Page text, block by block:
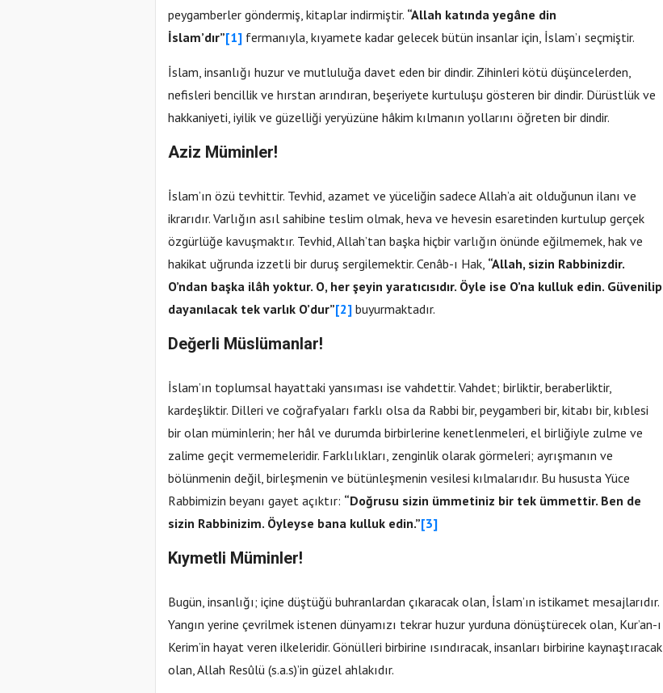
peygamberler göndermiş, kitaplar indirmiştir. “Allah katında yegâne din
İslam’dır”[1] fermanıyla, kıyamete kadar gelecek bütün insanlar için, İslam’ı seçmiştir.
İslam, insanlığı huzur ve mutluluğa davet eden bir dindir. Zihinleri kötü düşüncelerden,
nefisleri bencillik ve hırstan arındıran, beşeriyete kurtuluşu gösteren bir dindir. Dürüstlük ve
hakkaniyeti, iyilik ve güzelliği yeryüzüne hâkim kılmanın yollarını öğreten bir dindir.
Aziz Müminler!
İslam’ın özü tevhittir. Tevhid, azamet ve yüceliğin sadece Allah’a ait olduğunun ilanı ve
ikrarıdır. Varlığın asıl sahibine teslim olmak, heva ve hevesin esaretinden kurtulup gerçek
özgürlüğe kavuşmaktır. Tevhid, Allah’tan başka hiçbir varlığın önünde eğilmemek, hak ve
hakikat uğrunda izzetli bir duruş sergilemektir. Cenâb-ı Hak, “Allah, sizin Rabbinizdir.
O’ndan başka ilâh yoktur. O, her şeyin yaratıcısıdır. Öyle ise O’na kulluk edin. Güvenilip
dayanılacak tek varlık O’dur”[2] buyurmaktadır.
Değerli Müslümanlar!
İslam’ın toplumsal hayattaki yansıması ise vahdettir. Vahdet; birliktir, beraberliktir,
kardeşliktir. Dilleri ve coğrafyaları farklı olsa da Rabbi bir, peygamberi bir, kitabı bir, kıblesi
bir olan müminlerin; her hâl ve durumda birbirlerine kenetlenmeleri, el birliğiyle zulme ve
zalime geçit vermemeleridir. Farklılıkları, zenginlik olarak görmeleri; ayrışmanın ve
bölünmenin değil, birleşmenin ve bütünleşmenin vesilesi kılmalarıdır. Bu hususta Yüce
Rabbimizin beyanı gayet açıktır: “Doğrusu sizin ümmetiniz bir tek ümmettir. Ben de
sizin Rabbinizim. Öyleyse bana kulluk edin.”[3]
Kıymetli Müminler!
Bugün, insanlığı; içine düştüğü buhranlardan çıkaracak olan, İslam’ın istikamet mesajlarıdır.
Yangın yerine çevrilmek istenen dünyamızı tekrar huzur yurduna dönüştürecek olan, Kur’an-ı
Kerim’in hayat veren ilkeleridir. Gönülleri birbirine ısındıracak, insanları birbirine kaynaştıracak
olan, Allah Resûlü (s.a.s)’in güzel ahlakıdır.